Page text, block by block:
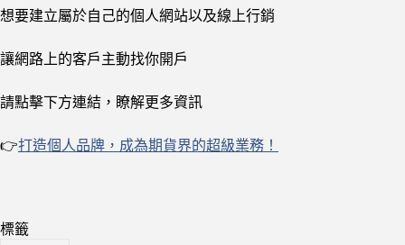
想要建立屬於自己的個人網站以及線上行銷
讓網路上的客戶主動找你開戶
請點擊下方連結，瞭解更多資訊
👉打造個人品牌，成為期貨界的超級業務！
標籤